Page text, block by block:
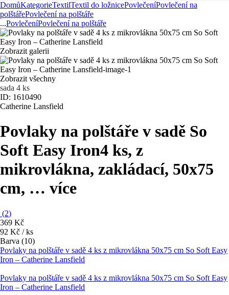
DomůKategorieTextilTextil do ložnicePovlečeníPovlečení na
polštářePovlečení na polštáře
...PovlečeníPovlečení na polštáře
Zobrazit galerii
Zobrazit všechny
sada 4 ks
ID: 1610490
Catherine Lansfield
Povlaky na polštáře v sadě So
Soft Easy Iron4 ks, z
mikrovlákna, zakládací, 50x75
cm, … více
(2)
369 Kč
92 Kč / ks
Barva (10)
Povlaky na polštáře v sadě 4 ks z mikrovlákna 50x75 cm So Soft Easy
Iron – Catherine Lansfield
Povlaky na polštáře v sadě 4 ks z mikrovlákna 50x75 cm So Soft Easy
Iron – Catherine Lansfield